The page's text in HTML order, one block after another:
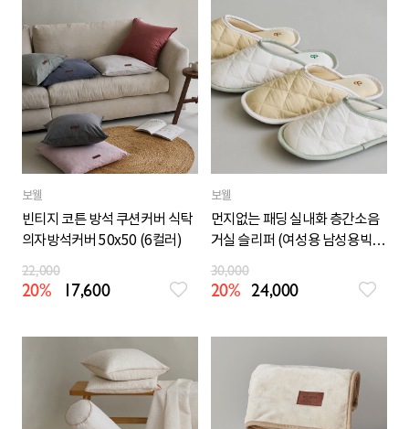
보웰
빈티지 코튼 방석 쿠션커버 식탁
의자방석커버 50x50 (6컬러)
22,000
20% 17,600
보웰
먼지없는 패딩 실내화 층간소음
거실 슬리퍼 (여성용 남성용빅사
이즈)
30,000
20% 24,000